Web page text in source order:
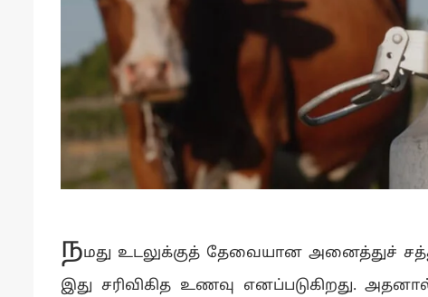
நமது உடலுக்குத் தேவையான அனைத்துச்
இது சரிவிகித உணவு எனப்படுகிறது.